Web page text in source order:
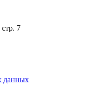
7
данных